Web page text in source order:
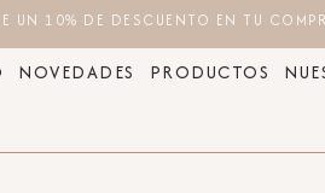
UN 10% DE DESCUENTO EN TU
NOVEDADES PRODUCTOS